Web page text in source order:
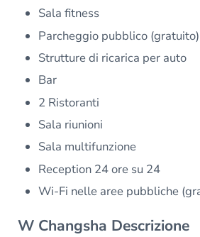
Sala fitness
Parcheggio pubblico (gratuito)
Strutture di ricarica per auto
Bar
2 Ristoranti
Sala riunioni
Sala multifunzione
Reception 24 ore su 24
Wi-Fi nelle aree pubbliche
W Changsha Descrizione